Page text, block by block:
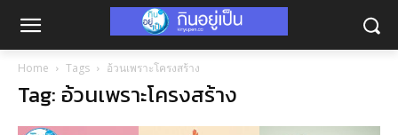
Home Tags อ้วนเพราะโครงสร้าง
Tag: อ้วนเพราะโครงสร้าง